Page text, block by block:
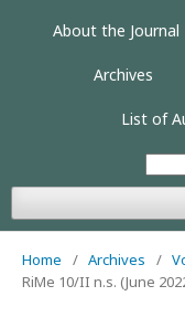
About the Journal
Archives
List of
Home / Archives /
RiMe 10/II n.s. (June